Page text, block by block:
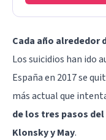
Cada año alrededor
Los suicidios han ido
España en 2017 se
más actual que
de los tres pasos
Klonsky y May.